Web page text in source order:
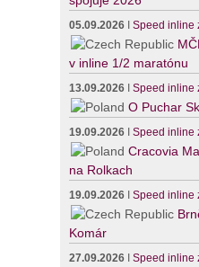
05.09.2026 ISpeed inline
v inline 1/2 maratónu
13.09.2026 ISpeed inline
O Puchar
19.09.2026 ISpeed inline
Cracovia
na Rolkach
19.09.2026 ISpeed inline
Komár
27.09.2026 ISpeed inline